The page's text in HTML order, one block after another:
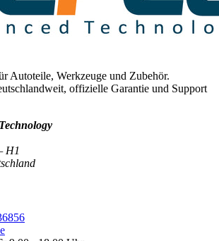
Autoteile, Werkzeuge und Zubehör.
offizielle Garantie und Support
H1